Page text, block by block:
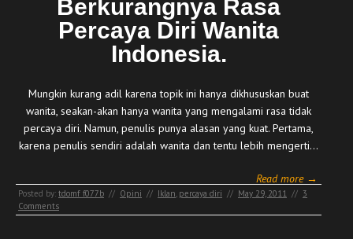
Berkurangnya Rasa
Percaya Diri Wanita
Indonesia.
Mungkin kurang adil karena topik ini hanya dikhususkan buat
wanita, seakan-akan hanya wanita yang mengalami rasa tidak
percaya diri. Namun, penulis punya alasan yang kuat. Pertama,
karena penulis sendiri adalah wanita dan tentu lebih mengerti…
Read more →
Posted by: tdomf_f077b // Opini // Iklan, percaya diri // May 29, 2011 // 3
Comments